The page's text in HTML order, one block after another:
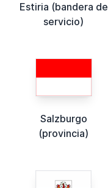
Estiria (bandera de
servicio)
Salzburgo
(provincia)